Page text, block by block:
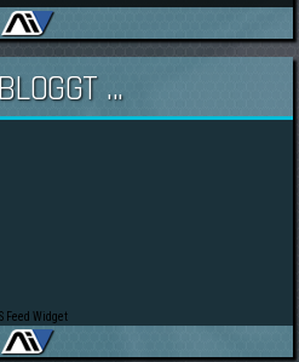
...
Feed Widget